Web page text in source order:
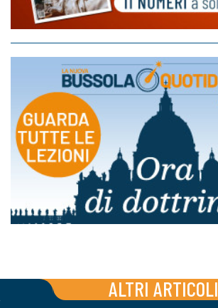
ALTRI ARTICOLI